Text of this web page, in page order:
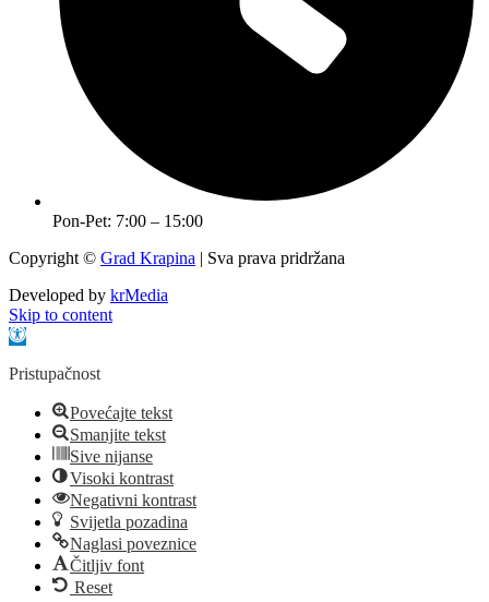
Pon-Pet: 7:00 – 15:00
Copyright © Grad Krapina | Sva prava pridržana
Developed by krMedia
Skip to content
Open toolbar
Pristupačnost
Povećajte tekst
Smanjite tekst
Sive nijanse
Visoki kontrast
Negativni kontrast
Svijetla pozadina
Naglasi poveznice
Čitljiv font
Reset